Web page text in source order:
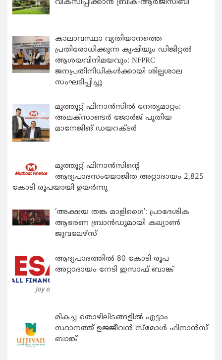
വികസിപ്പിക്കാന്‍ ബ്രിക്-ആര്‍ജിസിബി
കാലാവസ്ഥാ വ്യതിയാനത്തെ
പ്രതിരോധിക്കുന്ന കൃഷിയും ഡിജിറ്റൽ
ആശയവിനിമയവും: NFPRC
ജനപ്രതിനിധികൾക്കായി ശില്പശാല
സംഘടിപ്പിച്ചു
മുത്തൂറ്റ് ഫിനാൻസിൽ നേതൃമാറ്റം:
അലക്സാണ്ടർ ജോർജ് പുതിയ
മാനേജിങ് ഡയറക്ടർ
മുത്തൂറ്റ് ഫിനാൻസിന്റെ
ആദ്യപാദസംയോജിത അറ്റാദായം 2,825
കോടി രൂപയായി ഉയർന്നു
‘അക്ഷയ തങ്ക മാളിഗൈ’: പ്രാദേശിക
ആഭരണ ബ്രാന്‍ഡുമായി കല്യാണ്‍
ജുവലേഴ്‌സ്
ആദ്യപാദത്തിൽ 80 കോടി രൂപ
അറ്റാദായം നേടി ഇസാഫ് ബാങ്ക്
മികച്ച തൊഴിലിടങ്ങളിൽ എട്ടാം
സ്ഥാനത്ത് ഉജ്ജീവൻ സ്മോൾ ഫിനാൻസ്
ബാങ്ക്